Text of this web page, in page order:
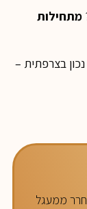
מתחילות
בצרפתית –
ממעגל